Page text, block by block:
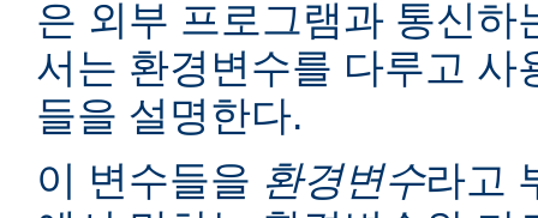
은 외부 프로그램과 통신하
서는 환경변수를 다루고 사
들을 설명한다.
이 변수들을 환경변수라고